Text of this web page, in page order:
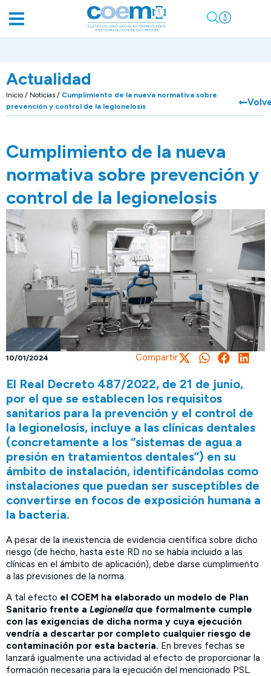
Actualidad
Inicio / Noticias / Cumplimiento de la nueva normativa sobre
prevención y control de la legionelosis
Cumplimiento de la nueva
normativa sobre prevención y
control de la legionelosis
10/01/2024 Compartir
El Real Decreto 487/2022, de 21 de junio,
por el que se establecen los requisitos
sanitarios para la prevención y el control de
la legionelosis, incluye a las clínicas dentales
(concretamente a los “sistemas de agua a
presión en tratamientos dentales”) en su
ámbito de instalación, identificándolas como
instalaciones que puedan ser susceptibles de
convertirse en focos de exposición humana a
la bacteria.
A pesar de la inexistencia de evidencia científica sobre dicho
riesgo (de hecho, hasta este RD no se había incluido a las
clínicas en el ámbito de aplicación), debe darse cumplimiento
a las previsiones de la norma.
A tal efecto el COEM ha elaborado un modelo de Plan
Sanitario frente a Legionella que formalmente cumple
con las exigencias de dicha norma y cuya ejecución
vendría a descartar por completo cualquier riesgo de
contaminación por esta bacteria. En breves fechas se
lanzará igualmente una actividad al efecto de proporcionar la
formación necesaria para la ejecución del mencionado PSL.